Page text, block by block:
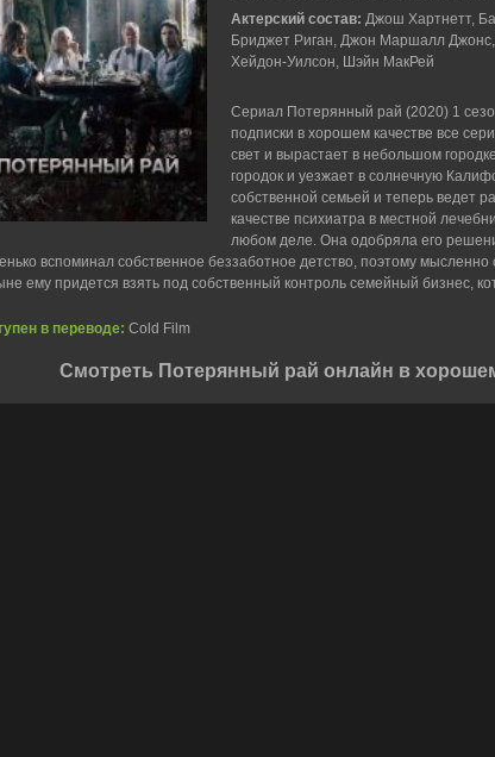
Актерский состав: Джош Хартнетт,
Бриджет Риган, Джон Маршалл
Хейдон-Уилсон, Шэйн МакРей
Сериал Потерянный рай (2020) 1
подписки в хорошем качестве все
свет и вырастает в небольшом
городок и уезжает в солнечную
собственной семьей и теперь ведет
качестве психиатра в местной
любом деле. Она одобряла его
вспоминал собственное беззаботное детство, поэтому мысленно
ему придется взять под собственный контроль семейный бизнес,
в переводе: Cold Film
Смотреть Потерянный рай онлайн в